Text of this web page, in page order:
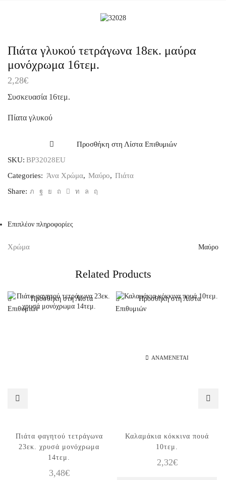
Πιάτα γλυκού τετράγωνα 18εκ. μαύρα
μονόχρωμα 16τεμ.
2,28€
Συσκευασία 16τεμ.
Πίατα γλυκού
Προσθήκη στη Λίστα Επιθυμιών
SKU: BP32028EU
Categories: Άνα Χρώμα, Μαύρο, Πιάτα
Share:
Επιπλέον πληροφορίες
Χρώμα Μαύρο
Related Products
Προσθήκη στη Λίστα
Επιθυμιών
Πιάτα φαγητού τετράγωνα
23εκ. χρυσά μονόχρωμα
14τεμ.
3,48€
Προσθήκη στη Λίστα
Επιθυμιών
ΑΝΑΜΈΝΕΤΑΙ
Καλαμάκια κόκκινα πουά
10τεμ.
2,32€